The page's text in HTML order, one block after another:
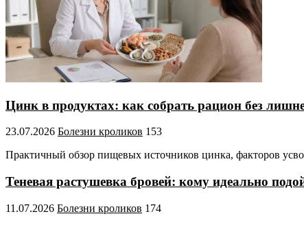
Цинк в продуктах: как собрать рацион без
23.07.2026 Болезни кроликов 153
Практичный обзор пищевых источников цинка, факторов
Теневая растушевка бровей: кому идеально
11.07.2026 Болезни кроликов 174